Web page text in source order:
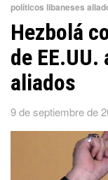
políticos libaneses
Hezbolá
de
aliados
9 de septiembre de